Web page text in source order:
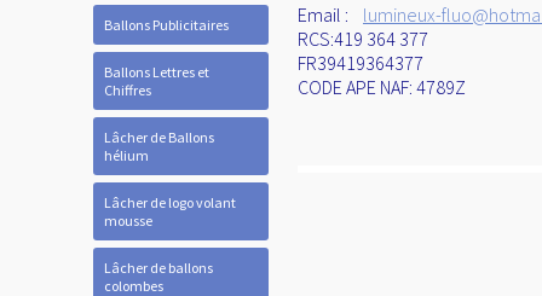
Ballons Publicitaires
Ballons Lettres et
Chiffres
Lâcher de Ballons
hélium
Lâcher de logo volant
mousse
Lâcher de ballons
colombes
Email : lumineux-
RCS:419 364 377
FR39419364377
CODE APE NAF: 4789Z